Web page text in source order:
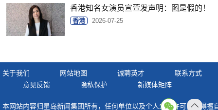
香港知名女演员宣萱发声明：图是假的！
香港 2026-07-25
关于我们 网站地图 诚聘英才
联系方式
意见反馈
隐私保护 新媒体矩阵
本网站内容归星岛新闻集团所有，任何单位以及个人未经许可，不得擅